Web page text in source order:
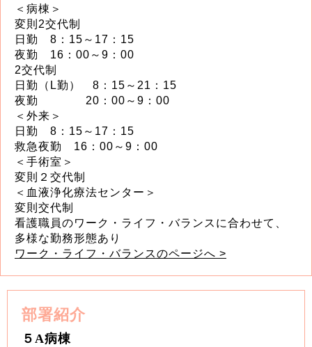
＜病棟＞
変則2交代制
日勤 8：15～17：15
夜勤 16：00～9：00
2交代制
日勤（L勤） 8：15～21：15
夜勤 20：00～9：00
＜外来＞
日勤 8：15～17：15
救急夜勤 16：00～9：00
＜手術室＞
変則２交代制
＜血液浄化療法センター＞
変則交代制
看護職員のワーク・ライフ・バランスに合わせて、
多様な勤務形態あり
ワーク・ライフ・バランスのページへ >
部署紹介
５A病棟